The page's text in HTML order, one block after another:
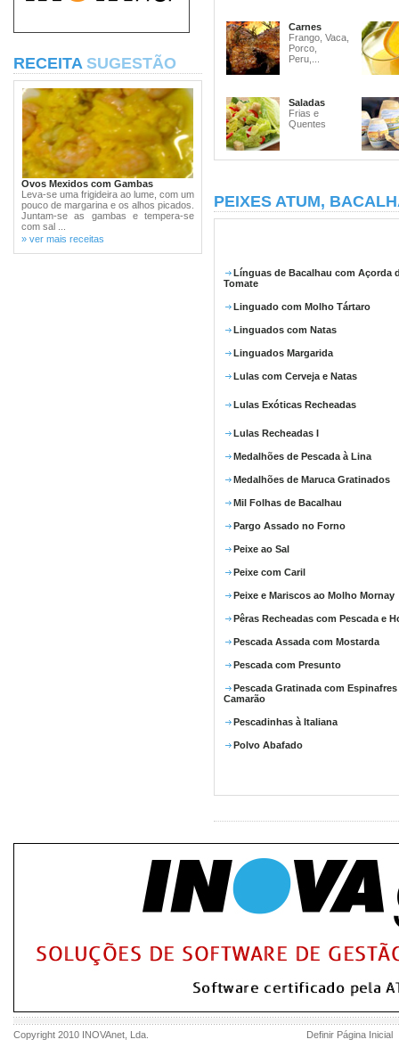
RECEITA SUGESTÃO
Ovos Mexidos com Gambas
Leva-se uma frigideira ao lume, com um
pouco de margarina e os alhos picados.
Juntam-se as gambas e tempera-se
com sal ...
» ver mais receitas
Carnes
Frango, Vaca,
Porco,
Peru,...
Saladas
Frias e
Quentes
PEIXES ATUM,
Línguas de Bacalhau com Açorda
Tomate
Linguado com Molho Tártaro
Linguados com Natas
Linguados Margarida
Lulas com Cerveja e Natas
Lulas Exóticas Recheadas
Lulas Recheadas I
Medalhões de Pescada à Lina
Medalhões de Maruca Gratinados
Mil Folhas de Bacalhau
Pargo Assado no Forno
Peixe ao Sal
Peixe com Caril
Peixe e Mariscos ao Molho Mornay
Pêras Recheadas com Pescada e
Pescada Assada com Mostarda
Pescada com Presunto
Pescada Gratinada com Espinafres
Camarão
Pescadinhas à Italiana
Polvo Abafado
Copyright 2010 INOVAnet , Lda. Definir Página Inicial